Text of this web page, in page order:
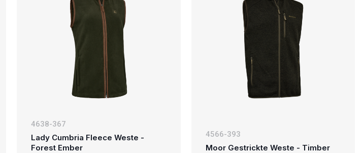
4638-367
Lady Cumbria Fleece Weste -
Forest Ember
4566-393
Moor Gestrickte Weste - Timber